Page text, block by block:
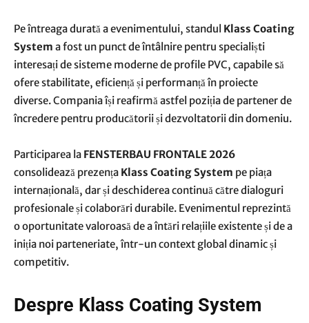
Pe întreaga durată a evenimentului, standul Klass Coating
System a fost un punct de întâlnire pentru specialiști
interesați de sisteme moderne de profile PVC, capabile să
ofere stabilitate, eficiență și performanță în proiecte
diverse. Compania își reafirmă astfel poziția de partener de
încredere pentru producătorii și dezvoltatorii din domeniu.
Participarea la FENSTERBAU FRONTALE 2026
consolidează prezența Klass Coating System pe piața
internațională, dar și deschiderea continuă către dialoguri
profesionale și colaborări durabile. Evenimentul reprezintă
o oportunitate valoroasă de a întări relațiile existente și de a
iniția noi parteneriate, într-un context global dinamic și
competitiv.
Despre Klass Coating System